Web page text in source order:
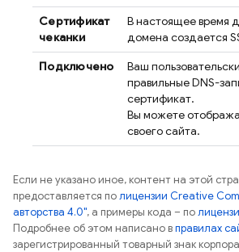
Сертификат
чеканки
В настоящее время
домена создается
Подключено
Ваш
правильные DNS-
сертификат.
Вы можете
своего сайта.
Если не указано иное, контент на этой
предоставляется полицензии Creative
авторства 4.0", а примеры кода – по
Подробнее об этом написано вправилах
зарегистрированный товарный знак